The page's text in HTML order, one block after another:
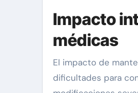
Impacto
médicas
El impacto de
dificultades para